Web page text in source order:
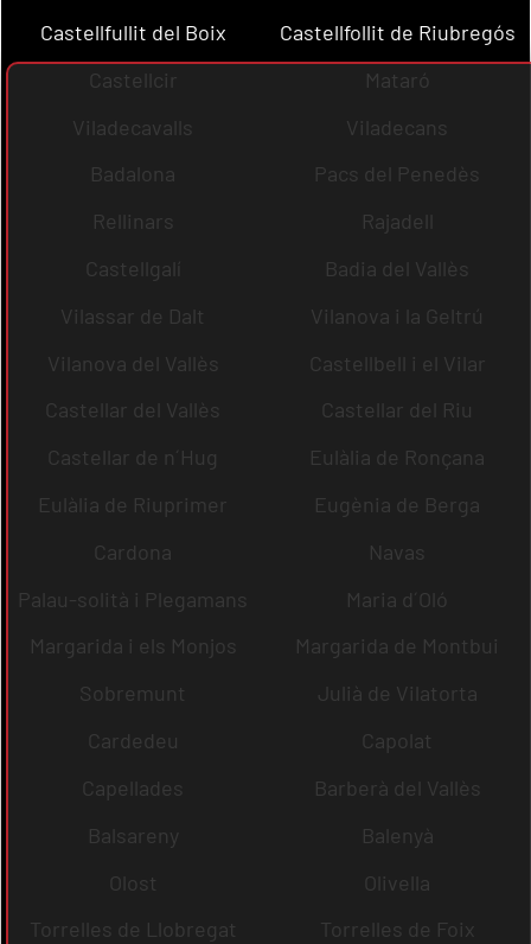
Castellfullit del Boix
Castellfollit de Riubregós
Castellcir
Mataró
Viladecavalls
Viladecans
Badalona
Pacs del Penedès
Rellinars
Rajadell
Castellgalí
Badia del Vallès
Vilassar de Dalt
Vilanova i la Geltrú
Vilanova del Vallès
Castellbell i el Vilar
Castellar del Vallès
Castellar del Riu
Castellar de n´Hug
Eulàlia de Ronçana
Eulàlia de Riuprimer
Eugènia de Berga
Cardona
Navas
Palau-solità i Plegamans
Maria d´Oló
Margarida i els Monjos
Margarida de Montbui
Sobremunt
Julià de Vilatorta
Cardedeu
Capolat
Capellades
Barberà del Vallès
Balsareny
Balenyà
Olost
Olivella
Torrelles de Llobregat
Torrelles de Foix